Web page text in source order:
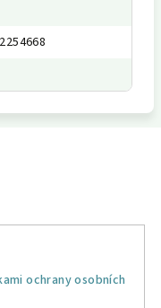
ochrany osobních